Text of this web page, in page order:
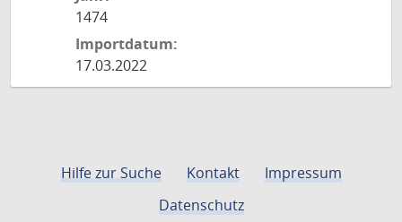
1474
Importdatum:
17.03.2022
Hilfe zur Suche Kontakt
Impressum
Datenschutz